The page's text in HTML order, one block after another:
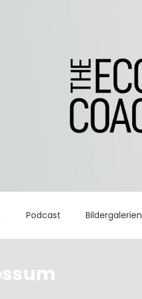
Podcast Bildergalerien